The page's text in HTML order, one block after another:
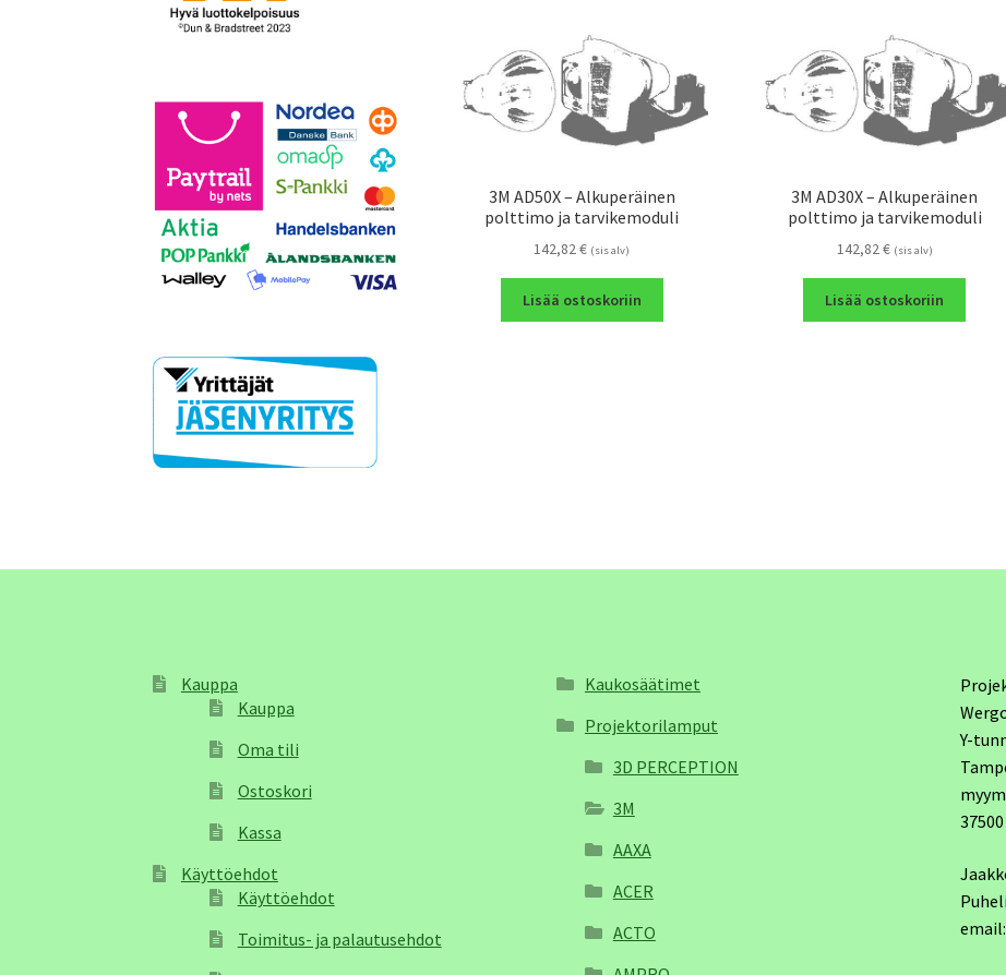
3M AD50X – Alkuperäinen
polttimo ja tarvikemoduli
142,82€ (sis alv)
Lisää ostoskoriin
3M AD30X – Alkuperäinen
polttimo ja tarvikemoduli
142,82€ (sis alv)
Lisää ostoskoriin
Kauppa
Kauppa
Oma tili
Ostoskori
Kassa
Käyttöehdot
Käyttöehdot
Toimitus- ja palautusehdot
Kaukosäätimet
Projektorilamput
3D PERCEPTION
3M
AAXA
ACER
ACTO
Y-